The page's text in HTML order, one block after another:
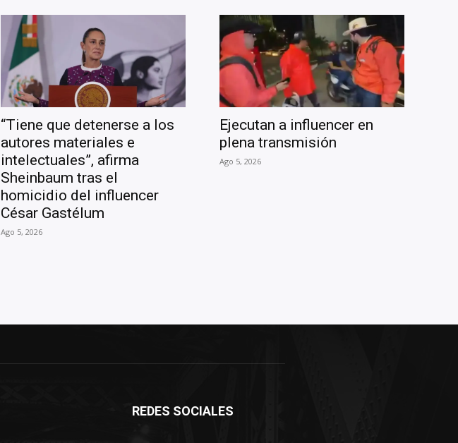
“Tiene que detenerse a los
autores materiales e
intelectuales”, afirma
Sheinbaum tras el
homicidio del influencer
César Gastélum
Ago 5, 2026
Ejecutan a influencer en
plena transmisión
Ago 5, 2026
REDES SOCIALES